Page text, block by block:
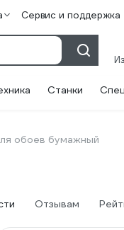
Сервис и поддержка
Станки
обоев бумажный
Отзывам